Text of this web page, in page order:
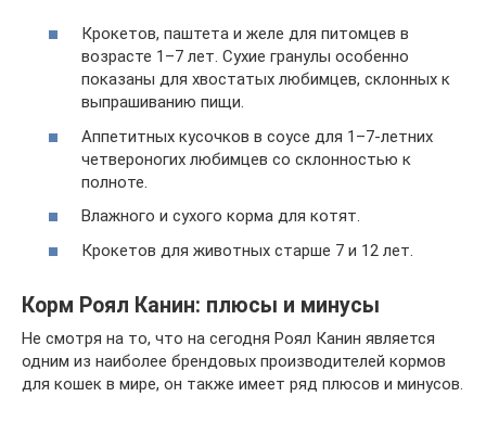
Крокетов, паштета и желе для питомцев в
возрасте 1–7 лет. Сухие гранулы особенно
показаны для хвостатых любимцев, склонных к
выпрашиванию пищи.
Аппетитных кусочков в соусе для 1–7-летних
четвероногих любимцев со склонностью к
полноте.
Влажного и сухого корма для котят.
Крокетов для животных старше 7 и 12 лет.
Корм Роял Канин: плюсы и минусы
Не смотря на то, что на сегодня Роял Канин является
одним из наиболее брендовых производителей кормов
для кошек в мире, он также имеет ряд плюсов и минусов.